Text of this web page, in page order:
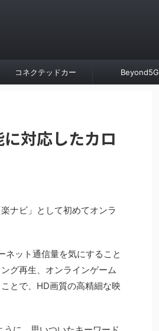
コネクテッドカー Beyond5G
対応したカロ
ナビ」として初めてオンラ
ット通信量を気にすること
グ再生、オンラインゲーム
とで、HD画質の高精細な映